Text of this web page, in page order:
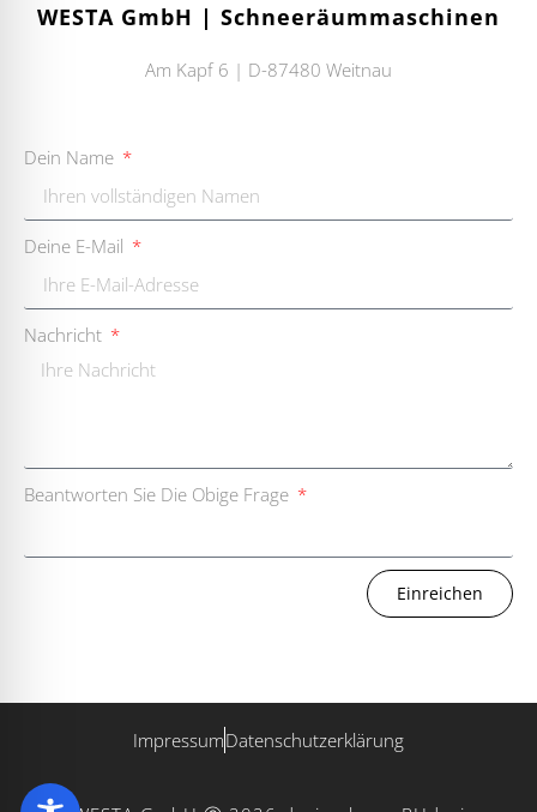
WESTA GmbH | Schneeräummaschinen
Am Kapf 6 | D-87480 Weitnau
Dein Name
Deine E-Mail
Nachricht
Beantworten Sie Die Obige Frage
Einreichen
ImpressumDatenschutzerklärung